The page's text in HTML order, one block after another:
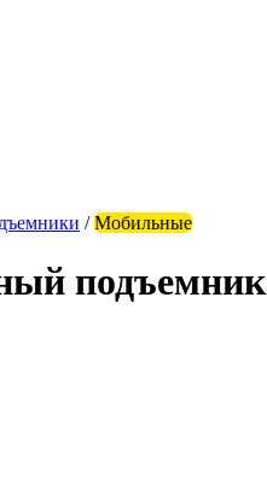
/ Мобильные
подъемник